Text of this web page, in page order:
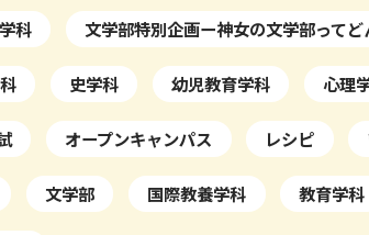
科 文学部特別企画ー神女の文学部って
史学科 幼児教育学科 心理
オープンキャンパス レシピ
文学部 国際教養学科 教育学科